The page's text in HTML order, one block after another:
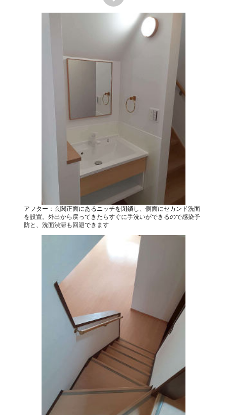
アフター：玄関正面にあるニッチを閉鎖し、側面にセカンド洗面
を設置。外出から戻ってきたらすぐに手洗いができるので感染予
防と、洗面渋滞も回避できます